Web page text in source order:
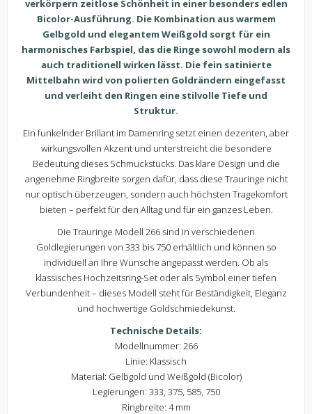
verkörpern zeitlose Schönheit in einer besonders edlen
Bicolor-Ausführung. Die Kombination aus warmem
Gelbgold und elegantem Weißgold sorgt für ein
harmonisches Farbspiel, das die Ringe sowohl modern als
auch traditionell wirken lässt. Die fein satinierte
Mittelbahn wird von polierten Goldrändern eingefasst
und verleiht den Ringen eine stilvolle Tiefe und
Struktur.
Ein funkelnder Brillant im Damenring setzt einen dezenten, aber
wirkungsvollen Akzent und unterstreicht die besondere
Bedeutung dieses Schmuckstücks. Das klare Design und die
angenehme Ringbreite sorgen dafür, dass diese Trauringe nicht
nur optisch überzeugen, sondern auch höchsten Tragekomfort
bieten – perfekt für den Alltag und für ein ganzes Leben.
Die Trauringe Modell 266 sind in verschiedenen
Goldlegierungen von 333 bis 750 erhältlich und können so
individuell an Ihre Wünsche angepasst werden. Ob als
klassisches Hochzeitsring-Set oder als Symbol einer tiefen
Verbundenheit – dieses Modell steht für Beständigkeit, Eleganz
und hochwertige Goldschmiedekunst.
Technische Details:
Modellnummer: 266
Linie: Klassisch
Material: Gelbgold und Weißgold (Bicolor)
Legierungen: 333, 375, 585, 750
Ringbreite: 4 mm